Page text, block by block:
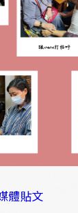
體貼文